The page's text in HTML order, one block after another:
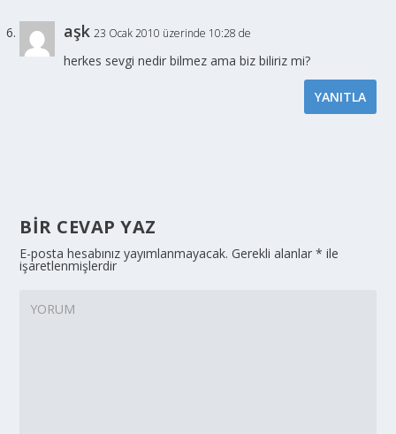
aşk 23 Ocak 2010 üzerinde 10:28 de
herkes sevgi nedir bilmez ama biz biliriz mi?
YANITLA
BIR CEVAP YAZ
E-posta hesabınız yayımlanmayacak. Gerekli alanlar* ile
işaretlenmişlerdir